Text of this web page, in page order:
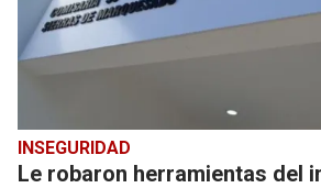
INSEGURIDAD
Le robaron herramientas del